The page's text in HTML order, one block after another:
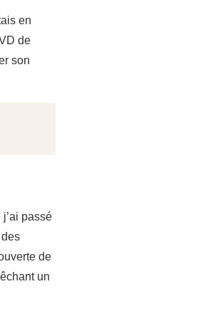
en
de
son
passé
de
un